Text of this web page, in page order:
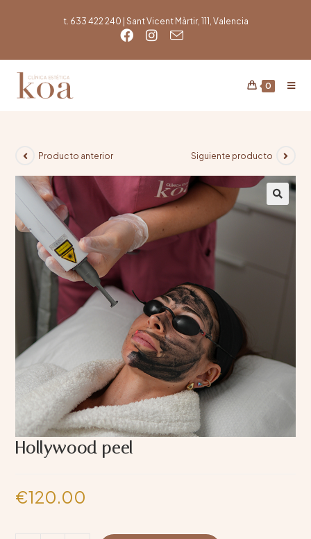
t. 633 422 240 | Sant Vicent Màrtir, 111, Valencia
0
Producto anterior Siguiente producto
Hollywood peel
€120.00